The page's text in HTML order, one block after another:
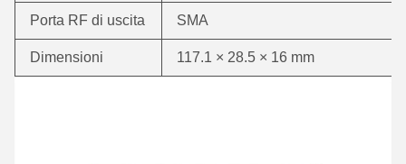
Porta RF di uscita SMA
Dimensioni 117.1 × 28.5 × 16 mm